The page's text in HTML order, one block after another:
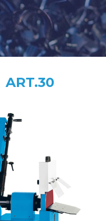
ART.30